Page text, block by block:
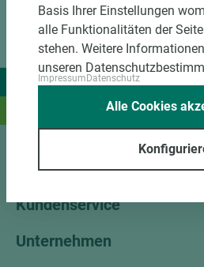
Wir liefern Ideen.
Und das passende Holz dazu.
Sortiment
Kundenservice
Unternehmen
Basis Ihrer Einstellungen
alle Funktionalitäten der
stehen. Weitere
unseren
ImpressumDatenschutz
Alle Cookies